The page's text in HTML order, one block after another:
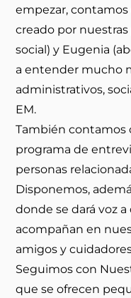
empezar, contamos
creado por
social) y Eugenia
a entender mucho
administrativos,
EM.
También contamos
programa de
personas
Disponemos,
donde se dará voz
acompañan en
amigos y
Seguimos con
que se ofrecen